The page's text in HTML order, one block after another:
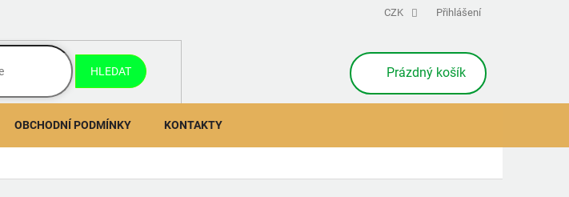
CZK Přihlášení
HLEDAT
NÁKUPNÍ
KOŠÍK
Prázdný košík
OBCHODNÍ PODMÍNKY KONTAKTY